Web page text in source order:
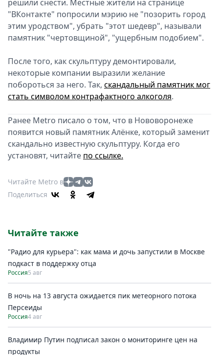
решили снести. Местные жители на странице
"ВКонтакте" попросили мэрию не "позорить город
этим уродством", убрать "этот шедевр", называли
памятник "чертовщиной", "ущербным подобием".
После того, как скульптуру демонтировали,
некоторые компании выразили желание
побороться за него. Так, скандальный памятник мог
стать символом контрафактного алкоголя.
Ранее Metro писало о том, что в Нововоронеже
появится новый памятник Алёнке, который заменит
скандально известную скульптуру. Когда его
установят, читайте по ссылке.
Читайте Metro в
Поделиться
Читайте также
"Радио для курьера": как мама и дочь запустили в Москве
подкаст в поддержку отца
Россия5 авг
В ночь на 13 августа ожидается пик метеорного потока
Персеиды
Россия4 авг
Владимир Путин подписал закон о мониторинге цен на
продукты